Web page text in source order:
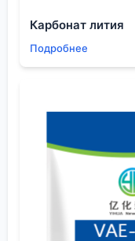
компонент.
Кстати, о
контролем по
тех, кто пришёл
этим были
партия вызвала
повышенного
всегда
Карбонат лития
Подробнее